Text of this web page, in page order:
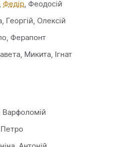
Федір, Феодосій
Олексій
Ферапонт
Микита, Ігнат